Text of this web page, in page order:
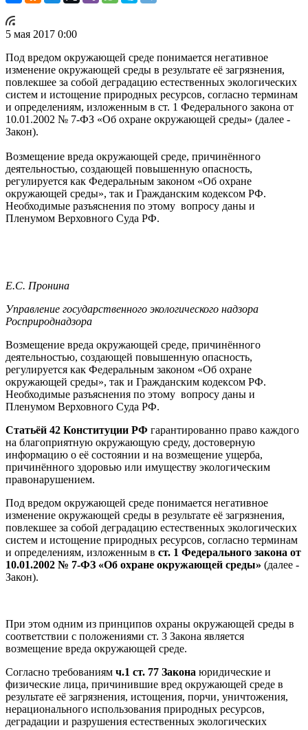
5 мая 2017 0:00
Под вредом окружающей среде понимается негативное
изменение окружающей среды в результате её загрязнения,
повлекшее за собой деградацию естественных экологических
систем и истощение природных ресурсов, согласно терминам
и определениям, изложенным в ст. 1 Федерального закона от
10.01.2002 № 7-ФЗ «Об охране окружающей среды» (далее -
Закон).
Возмещение вреда окружающей среде, причинённого
деятельностью, создающей повышенную опасность,
регулируется как Федеральным законом «Об охране
окружающей среды», так и Гражданским кодексом РФ.
Необходимые разъяснения по этому вопросу даны и
Пленумом Верховного Суда РФ.
Е.С. Пронина
Управление государственного экологического надзора
Росприроднадзора
Возмещение вреда окружающей среде, причинённого
деятельностью, создающей повышенную опасность,
регулируется как Федеральным законом «Об охране
окружающей среды», так и Гражданским кодексом РФ.
Необходимые разъяснения по этому вопросу даны и
Пленумом Верховного Суда РФ.
Статьёй 42 Конституции РФ гарантированно право каждого
на благоприятную окружающую среду, достоверную
информацию о её состоянии и на возмещение ущерба,
причинённого здоровью или имуществу экологическим
правонарушением.
Под вредом окружающей среде понимается негативное
изменение окружающей среды в результате её загрязнения,
повлекшее за собой деградацию естественных экологических
систем и истощение природных ресурсов, согласно терминам
и определениям, изложенным в ст. 1 Федерального закона от
10.01.2002 № 7-ФЗ «Об охране окружающей среды» (далее -
Закон).
При этом одним из принципов охраны окружающей среды в
соответствии с положениями ст. 3 Закона является
возмещение вреда окружающей среде.
Согласно требованиям ч.1 ст. 77 Закона юридические и
физические лица, причинившие вред окружающей среде в
результате её загрязнения, истощения, порчи, уничтожения,
нерационального использования природных ресурсов,
деградации и разрушения естественных экологических